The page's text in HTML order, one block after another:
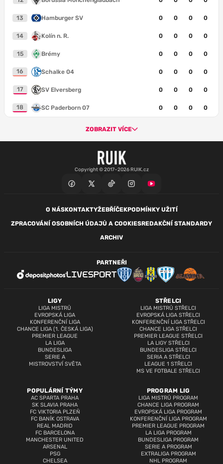
13 Hamburger SV 0 0 0 0
14 Kolín n. R. 0 0 0 0
15 Brémy 0 0 0 0
16 Schalke 04 0 0 0 0
17 SV Elversberg 0 0 0 0
18 SC Paderborn 07 0 0 0 0
ZOBRAZIT VÍCE
Copyright © 2017–2026 RUIK.cz
O NÁSKONTAKTYŽEBŘÍČEKPODMÍNKY UŽITÍ
ZPRACOVÁNÍ OSOBNÍCH ÚDAJŮ A COOKIESREDAKČNÍ STANDARDY
ARCHIV
LIGY
LIGA MISTRŮ
EVROPSKÁ LIGA
KONFERENČNÍ LIGA
CHANCE LIGA (1. ČESKÁ LIGA)
PREMIER LEAGUE
LA LIGA
BUNDESLIGA
SERIE A
MISTROVSTVÍ SVĚTA
STŘELCI
LIGA MISTRŮ STŘELCI
EVROPSKÁ LIGA STŘELCI
KONFERENČNÍ LIGA STŘELCI
CHANCE LIGA STŘELCI
PREMIER LEAGUE STŘELCI
LA LIGY STŘELCI
BUNDESLIGA STŘELCI
SERIA A STŘELCI
LEAGUE 1 STŘELCI
MS VE FOTBALE STŘELCI
POPULÁRNÍ TÝMY
AC SPARTA PRAHA
SK SLAVIA PRAHA
FC VIKTORIA PLZEŇ
FC BANÍK OSTRAVA
REAL MADRID
FC BARCELONA
MANCHESTER UNITED
ARSENAL
PSG
CHELSEA
PROGRAM LIG
LIGA MISTRŮ PROGRAM
CHANCE LIGA PROGRAM
EVROPSKÁ LIGA PROGRAM
KONFERENČNÍ LIGA PROGRAM
PREMIER LEAGUE PROGRAM
LA LIGA PROGRAM
BUNDESLIGA PROGRAM
SERIE A PROGRAM
EXTRALIGA PROGRAM
NHL PROGRAM
PARTNEŘI